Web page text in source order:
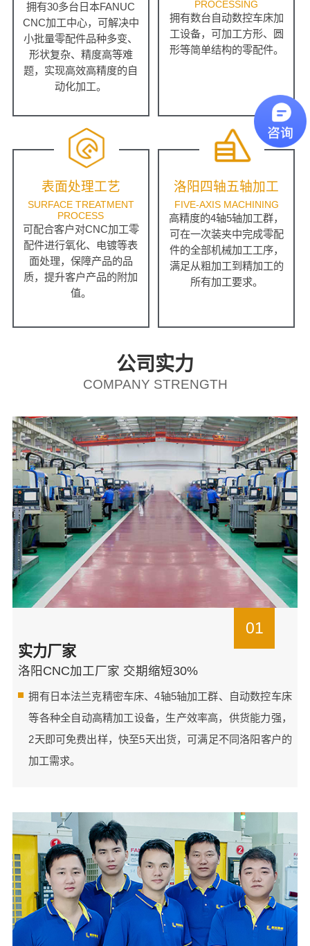
拥有30多台日本FANUC
CNC加工中心，可解决中
小批量零配件品种多变、
形状复杂、精度高等难
题，实现高效高精度的自
动化加工。
PROCESSING
拥有数台自动数控车床加
工设备，可加工方形、圆
形等简单结构的零配件。
表面处理工艺
SURFACE TREATMENT
PROCESS
可配合客户对CNC加工零
配件进行氧化、电镀等表
面处理，保障产品的品
质，提升客户产品的附加
值。
洛阳四轴五轴加工
FIVE-AXIS MACHINING
高精度的4轴5轴加工群，
可在一次装夹中完成零配
件的全部机械加工工序，
满足从粗加工到精加工的
所有加工要求。
公司实力
COMPANY STRENGTH
01
实力厂家
洛阳CNC加工厂家 交期缩短30%
拥有日本法兰克精密车床、4轴5轴加工群、自动数控车床
等各种全自动高精加工设备，生产效率高，供货能力强，
2天即可免费出样，快至5天出货，可满足不同洛阳客户的
加工需求。